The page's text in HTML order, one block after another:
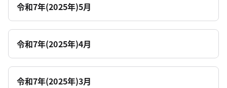
令和7年(2025年)5月
令和7年(2025年)4月
令和7年(2025年)3月